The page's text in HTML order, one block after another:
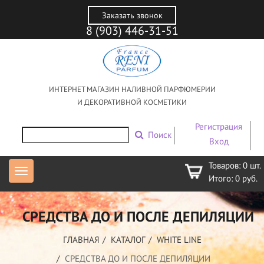
Заказать звонок
8 (903) 446-31-51
ИНТЕРНЕТ МАГАЗИН НАЛИВНОЙ ПАРФЮМЕРИИ
И ДЕКОРАТИВНОЙ КОСМЕТИКИ
Поиск
Регистрация
Вход
Товаров: 0 шт.
Итого: 0 руб.
СРЕДСТВА ДО И ПОСЛЕ ДЕПИЛЯЦИИ
ГЛАВНАЯ КАТАЛОГ
WHITE LINE
СРЕДСТВА ДО И ПОСЛЕ ДЕПИЛЯЦИИ